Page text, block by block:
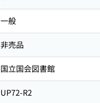
一般
非売品
国立国会図書館
UP72-R2